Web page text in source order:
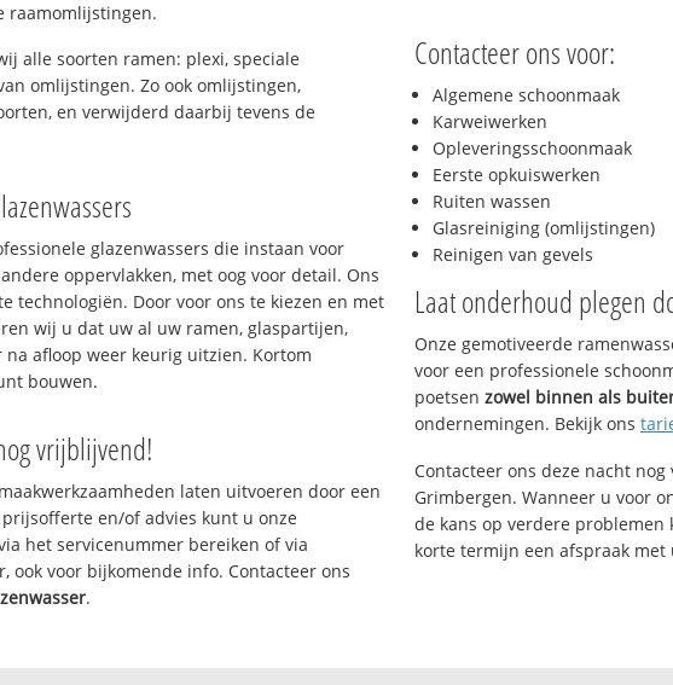
raamomlijstingen.
alle soorten ramen: plexi, speciale
omlijstingen. Zo ook omlijstingen,
en verwijderd daarbij tevens de
glazenwassers die instaan voor
oppervlakken, met oog voor detail. Ons
technologiën. Door voor ons te kiezen en met
wij u dat uw al uw ramen, glaspartijen,
afloop weer keurig uitzien. Kortom
bouwen.
vrijblijvend!
laten uitvoeren door een
en/of advies kunt u onze
het servicenummer bereiken of via
ook voor bijkomende info. Contacteer ons
.
Contacteer ons voor:
Algemene schoonmaak
Karweiwerken
Opleveringsschoonmaak
Eerste opkuiswerken
Ruiten wassen
Glasreiniging (omlijstingen)
Reinigen van gevels
Laat onderhoud plegen
Onze gemotiveerde
voor een professionele
poetsen zowel binnen als
ondernemingen. Bekijk ons
Contacteer ons deze nacht
Grimbergen. Wanneer u voor
de kans op verdere
korte termijn een afspraak